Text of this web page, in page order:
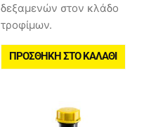
δεξαμενών στον κλάδο
τροφίμων.
ΠΡΟΣΘΉΚΗ ΣΤΟ ΚΑΛΆΘΙ